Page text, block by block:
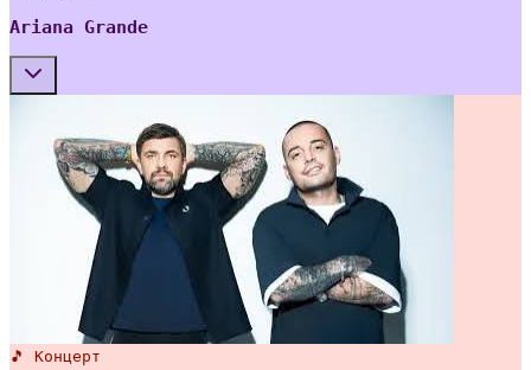
Ariana Grande
🎵 Концерт